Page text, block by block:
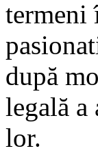
termeni
după
legală
lor.